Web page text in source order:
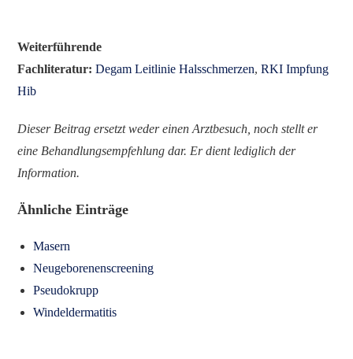
Weiterführende
Fachliteratur:Degam Leitlinie Halsschmerzen,RKI Impfung
Hib
Dieser Beitrag ersetzt weder einen Arztbesuch, noch stellt er
eine Behandlungsempfehlung dar. Er dient lediglich der
Information.
Ähnliche Einträge
Masern
Neugeborenenscreening
Pseudokrupp
Windeldermatitis